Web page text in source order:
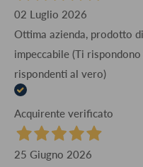
02 Luglio 2026
Ottima azienda, prodotto
impeccabile (Ti
rispondenti al vero)
Acquirente verificato
25 Giugno 2026